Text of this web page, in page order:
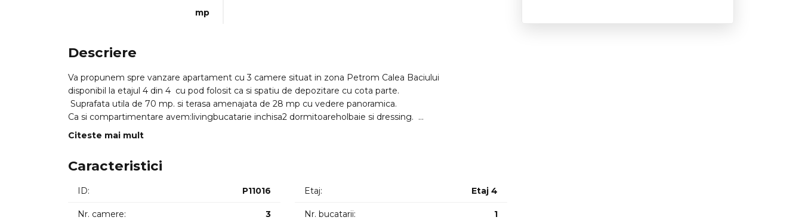
mp
Descriere
Va propunem spre vanzare apartament cu 3 camere situat in zona Petrom Calea Baciului
disponibil la etajul 4 din 4 cu pod folosit ca si spatiu de depozitare cu cota parte.
Suprafata utila de 70 mp. si terasa amenajata de 28 mp cu vedere panoramica.
Ca si compartimentare avem:livingbucatarie inchisa2 dormitoareholbaie si dressing.
Locuinta se vinde mobilatautilatadispune de 2 locuri de parcare subterane la 10000 euro fiecare.
Citeste mai mult
Caracteristici
ID: P11016
Nr. camere: 3
Etaj: Etaj 4
Nr. bucatarii: 1